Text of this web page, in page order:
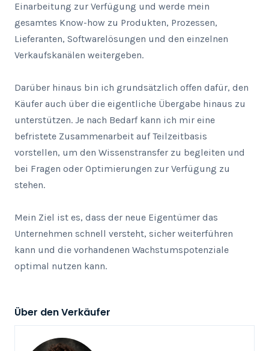
Einarbeitung zur Verfügung und werde mein
gesamtes Know-how zu Produkten, Prozessen,
Lieferanten, Softwarelösungen und den einzelnen
Verkaufskanälen weitergeben.
Darüber hinaus bin ich grundsätzlich offen dafür, den
Käufer auch über die eigentliche Übergabe hinaus zu
unterstützen. Je nach Bedarf kann ich mir eine
befristete Zusammenarbeit auf Teilzeitbasis
vorstellen, um den Wissenstransfer zu begleiten und
bei Fragen oder Optimierungen zur Verfügung zu
stehen.
Mein Ziel ist es, dass der neue Eigentümer das
Unternehmen schnell versteht, sicher weiterführen
kann und die vorhandenen Wachstumspotenziale
optimal nutzen kann.
Über den Verkäufer